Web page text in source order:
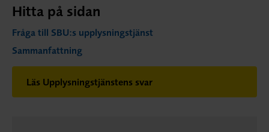
Hitta på sidan
Fråga till SBU:s upplysningstjänst
Sammanfattning
Läs Upplysningstjänstens svar